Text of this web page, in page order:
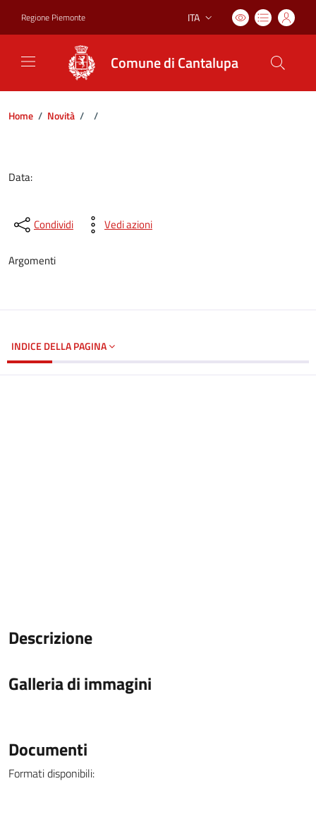
Regione Piemonte Lingua attiva:
ITA
Comune di Cantalupa
Home / Novità / /
Data:
Condividi Vedi azioni
Argomenti
INDICE DELLA PAGINA
Descrizione
Galleria di immagini
Documenti
Formati disponibili: